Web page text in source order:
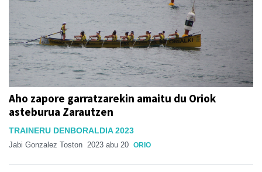
Aho zapore garratzarekin amaitu du Oriok
asteburua Zarautzen
TRAINERU DENBORALDIA 2023
Jabi Gonzalez Toston 2023 abu 20 ORIO